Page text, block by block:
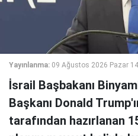
Yayınlanma: 09 Ağustos 2026 Pazar
İsrail Başbakanı
Başkanı Donald
tarafından hazırlanan